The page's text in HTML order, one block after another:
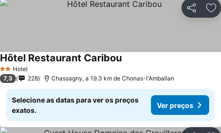
Partilhar
2 Estrelas
Hotel
Hôtel Restaurant CaribouVer preços
7,3 228 Chassagny, a 19.3 km de Chonas-l'Amballan
Selecione as datas para ver os preços
exatos.
Ver preços